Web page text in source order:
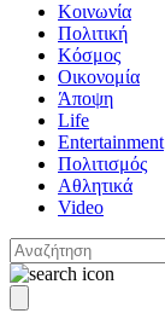
Κοινωνία
Πολιτική
Κόσμος
Οικονομία
Άποψη
Life
Entertainment
Πολιτισμός
Αθλητικά
Video